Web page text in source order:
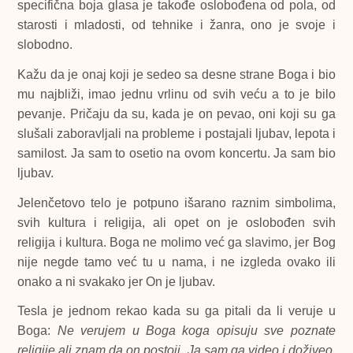
specifična boja glasa je takođe oslobođena od pola, od
starosti i mladosti, od tehnike i žanra, ono je svoje i
slobodno.
Kažu da je onaj koji je sedeo sa desne strane Boga i bio
mu najbliži, imao jednu vrlinu od svih veću a to je bilo
pevanje. Pričaju da su, kada je on pevao, oni koji su ga
slušali zaboravljali na probleme i postajali ljubav, lepota i
samilost. Ja sam to osetio na ovom koncertu. Ja sam bio
ljubav.
Jelenčetovo telo je potpuno išarano raznim simbolima,
svih kultura i religija, ali opet on je oslobođen svih
religija i kultura. Boga ne molimo već ga slavimo, jer Bog
nije negde tamo već tu u nama, i ne izgleda ovako ili
onako a ni svakako jer On je ljubav.
Tesla je jednom rekao kada su ga pitali da li veruje u
Boga: Ne verujem u Boga koga opisuju sve poznate